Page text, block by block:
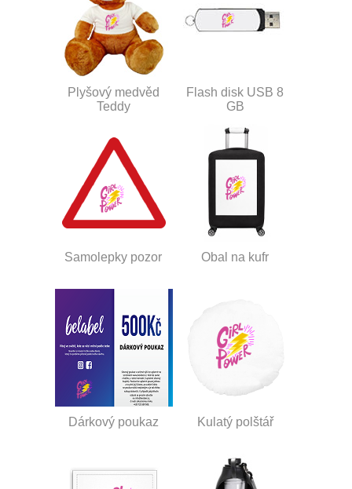
Plyšový medvěd
Teddy
Flash disk USB 8
GB
Samolepky pozor Obal na kufr
Dárkový poukaz Kulatý polštář